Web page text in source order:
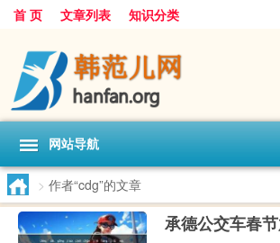
首 页 文章列表 知识分类
网站导航
> 作者“cdg”的文章
承德公交车春